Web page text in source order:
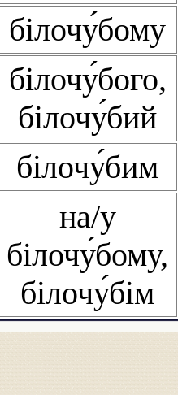
білочу́бому
білочу́бого,
білочу́бий
білочу́бим
на/у
білочу́бому,
білочу́бім